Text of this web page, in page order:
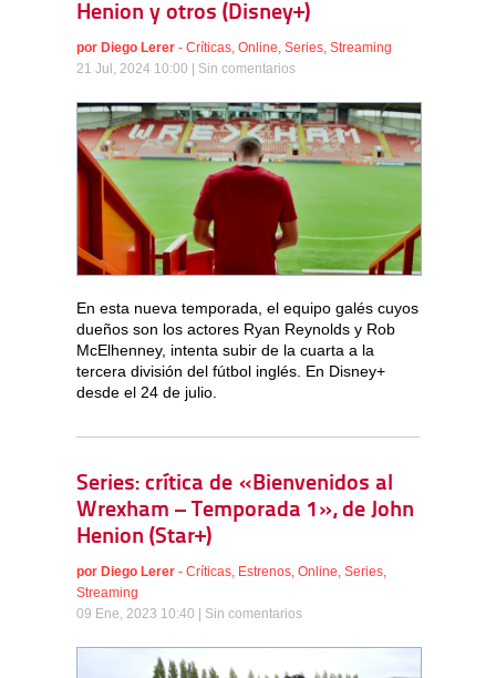
Henion y otros (Disney+)
por Diego Lerer - Críticas, Online, Series, Streaming
21 Jul, 2024 10:00 | Sin comentarios
En esta nueva temporada, el equipo galés cuyos
dueños son los actores Ryan Reynolds y Rob
McElhenney, intenta subir de la cuarta a la
tercera división del fútbol inglés. En Disney+
desde el 24 de julio.
Series: crítica de «Bienvenidos al
Wrexham – Temporada 1», de John
Henion (Star+)
por Diego Lerer - Críticas, Estrenos, Online, Series,
Streaming
09 Ene, 2023 10:40 | Sin comentarios